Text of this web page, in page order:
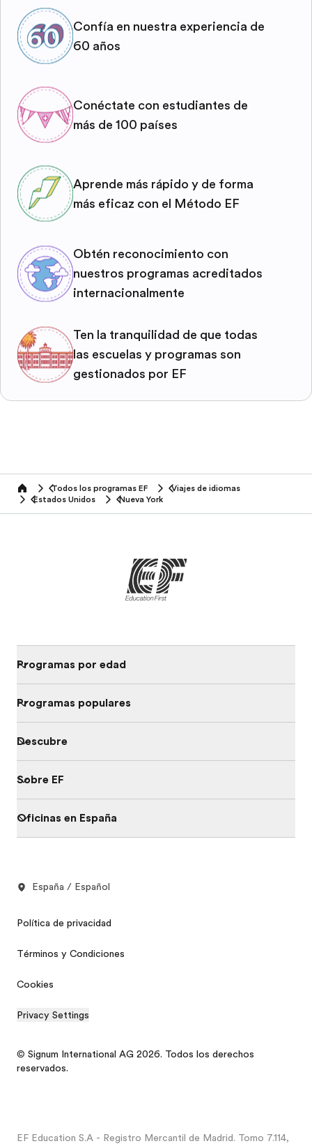
Confía en nuestra experiencia de
60 años
Conéctate con estudiantes de
más de 100 países
Aprende más rápido y de forma
más eficaz con el Método EF
Obtén reconocimiento con
nuestros programas acreditados
internacionalmente
Ten la tranquilidad de que todas
las escuelas y programas son
gestionados por EF
home Todos los programas EF
Viajes de idiomas
Estados Unidos
Nueva York
Programas por edad
Programas populares
Descubre
Sobre EF
Oficinas en España
España / Español
Política de privacidad
Términos y Condiciones
Cookies
Privacy Settings
© Signum International AG 2026. Todos los derechos
reservados.
EF Education S.A - Registro Mercantil de Madrid. Tomo 7.114,